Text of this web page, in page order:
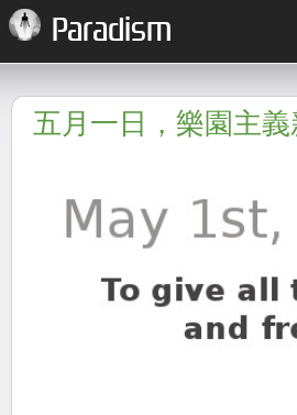
Paradism
五月一日，樂園主